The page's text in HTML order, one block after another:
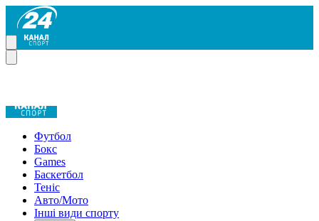
Футбол
Бокс
Games
Баскетбол
Теніс
Авто/Мото
Інші види спорту